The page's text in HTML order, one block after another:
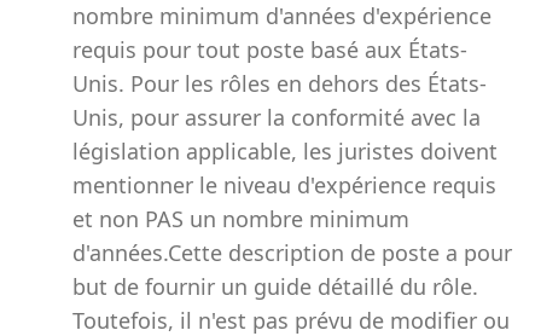
nombre minimum d'années d'expérience
requis pour tout poste basé aux États-
Unis. Pour les rôles en dehors des États-
Unis, pour assurer la conformité avec la
législation applicable, les juristes doivent
mentionner le niveau d'expérience requis
et non PAS un nombre minimum
d'années.Cette description de poste a pour
but de fournir un guide détaillé du rôle.
Toutefois, il n'est pas prévu de modifier ou